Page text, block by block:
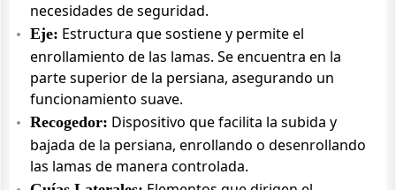
necesidades de seguridad.
Eje: Estructura que sostiene y permite el
enrollamiento de las lamas. Se encuentra en la
parte superior de la persiana, asegurando un
funcionamiento suave.
Recogedor: Dispositivo que facilita la subida y
bajada de la persiana, enrollando o desenrollando
las lamas de manera controlada.